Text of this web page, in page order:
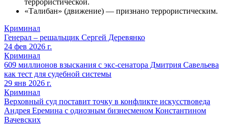
«Талибан» (движение) — признано террористическим.
Криминал
Генерал – решальщик Сергей Деревянко
24 фев 2026 г.
Криминал
609 миллионов взыскания с экс-сенатора Дмитрия Савельева
как тест для судебной системы
29 янв 2026 г.
Криминал
Верховный суд поставит точку в конфликте искусствоведа
Андрея Еремина с одиозным бизнесменом Константином
Вачевских